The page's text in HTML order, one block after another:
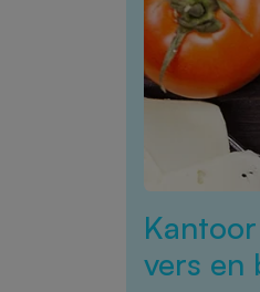
vers en